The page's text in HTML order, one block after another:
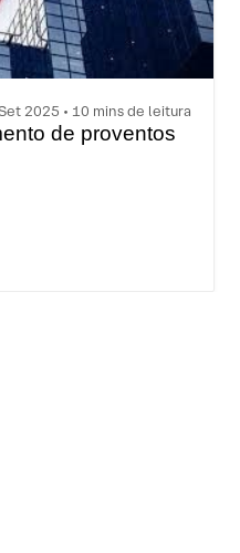
2025 • 10 mins de leitura
de proventos